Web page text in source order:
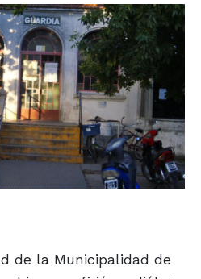
de la Municipalidad de